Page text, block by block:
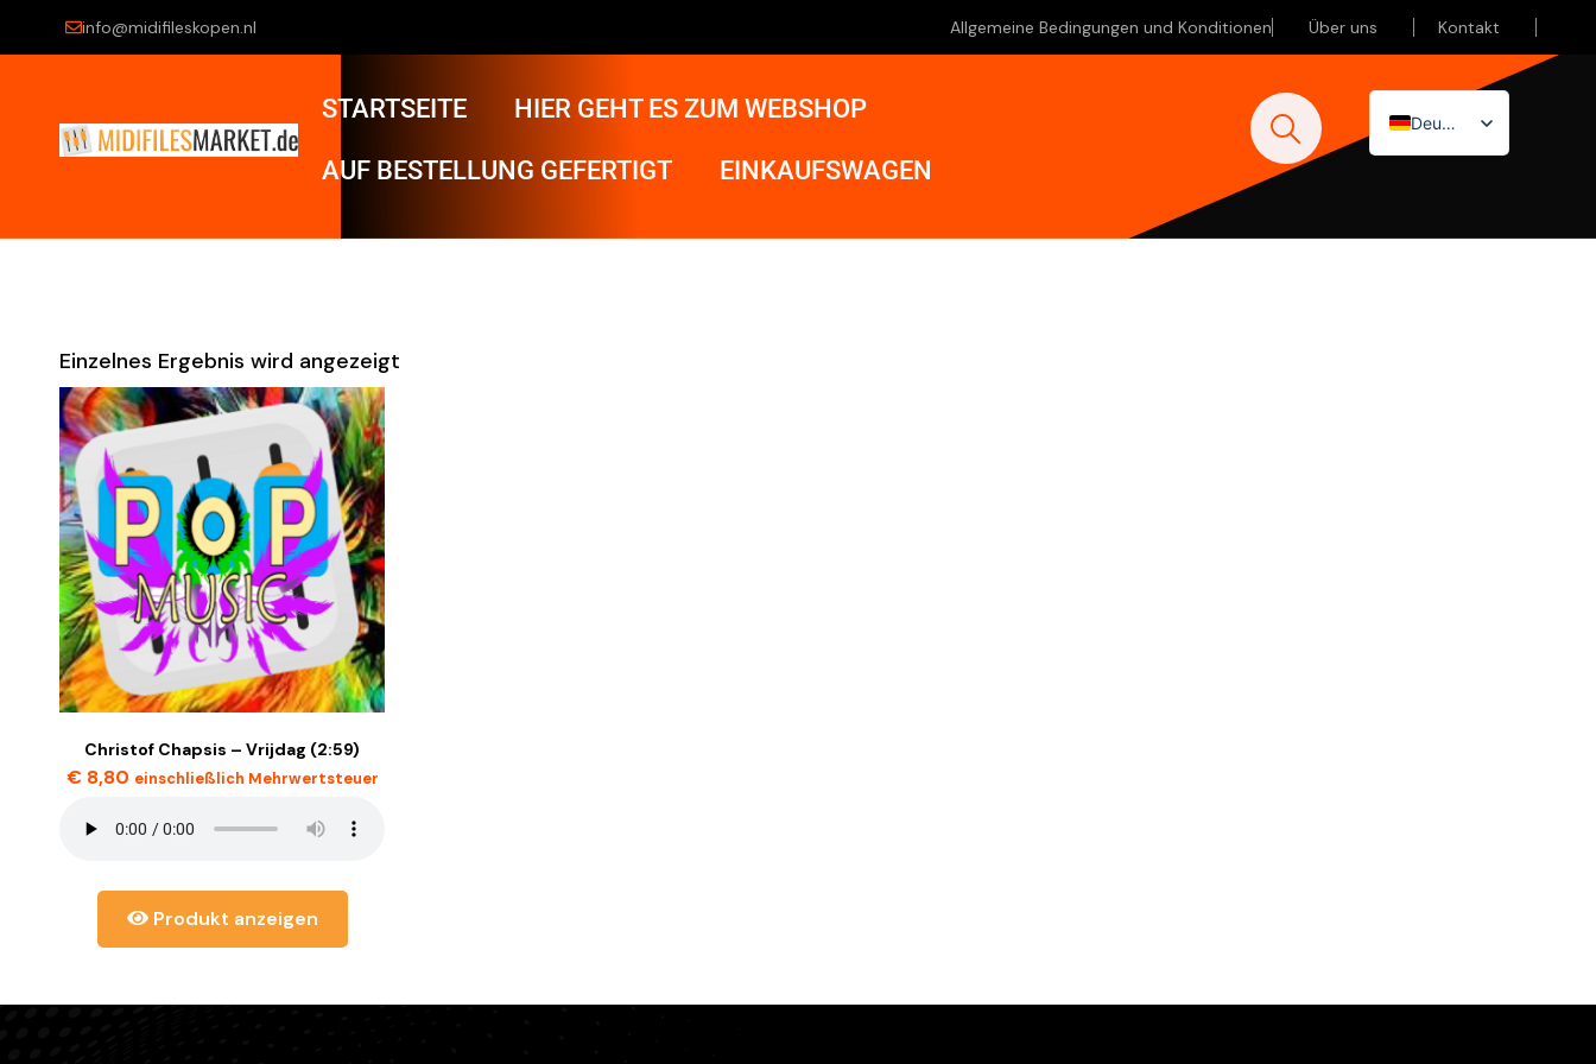
info@midifileskopen.nl Allgemeine Bedingungen und Konditionen Über uns Kontakt
STARTSEITE HIER GEHT ES ZUM WEBSHOP
AUF BESTELLUNG GEFERTIGT EINKAUFSWAGEN
Deutsch
Nederlands
Einzelnes Ergebnis wird angezeigt
Christof Chapsis – Vrijdag (2:59)
€8,80 einschließlich Mehrwertsteuer
Produkt anzeigen